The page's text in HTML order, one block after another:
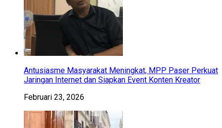
Antusiasme Masyarakat Meningkat, MPP Paser Perkuat
Jaringan Internet dan Siapkan Event Konten Kreator
Februari 23, 2026